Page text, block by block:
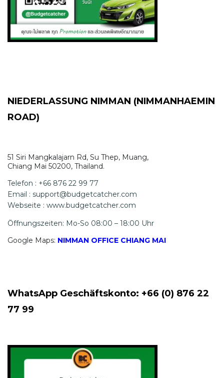
NIEDERLASSUNG NIMMAN (NIMMANHAEMIN
ROAD)
51 Siri Mangkalajarn Rd, Su Thep, Muang,
Chiang Mai 50200, Thailand.
Telefon : +66 876 22 99 77
Email : support@budgetcatcher.com
Webseite : www.budgetcatcher.com
Öffnungszeiten: Mo-So 08:00 – 18:00 Uhr
Google Maps: NIMMAN OFFICE CHIANG MAI
WhatsApp Geschäftskonto: +66 (0) 876 22
77 99